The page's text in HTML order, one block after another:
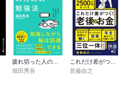
疲れ切った人のための勉強法
堀田秀吾
これだけ差がつく！老後のお金 55歳から15年で2500万円をつくる
首藤由之